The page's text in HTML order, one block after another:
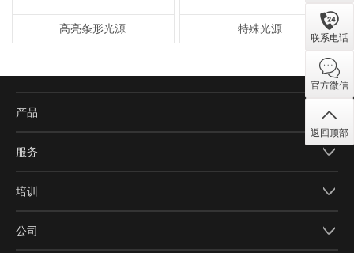
高亮条形光源 特殊光源
产品
服务
培训
公司
联系电话
官方微信
返回顶部